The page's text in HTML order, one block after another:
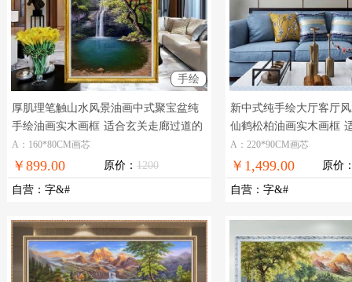
手绘
厚肌理笔触山水风景油画中式聚宝盆纯
手绘油画实木画框 适合玄关走廊过道的
山水风景油画
A：160*80CM画芯
￥899.00 原价： 1200
自营 ： 字&#
新中式纯手绘大厅客厅
仙鹤松柏油画实木画框
景墙大幅新中式风景油画
A：220*90CM画芯
￥1,499.00 原价
自营 ： 字&#